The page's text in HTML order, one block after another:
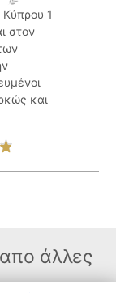
Κύπρου 1
στον
και
άλλες